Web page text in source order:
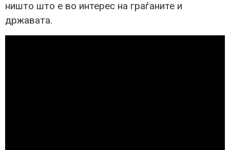
ништо што е во интерес на граѓаните и
државата.